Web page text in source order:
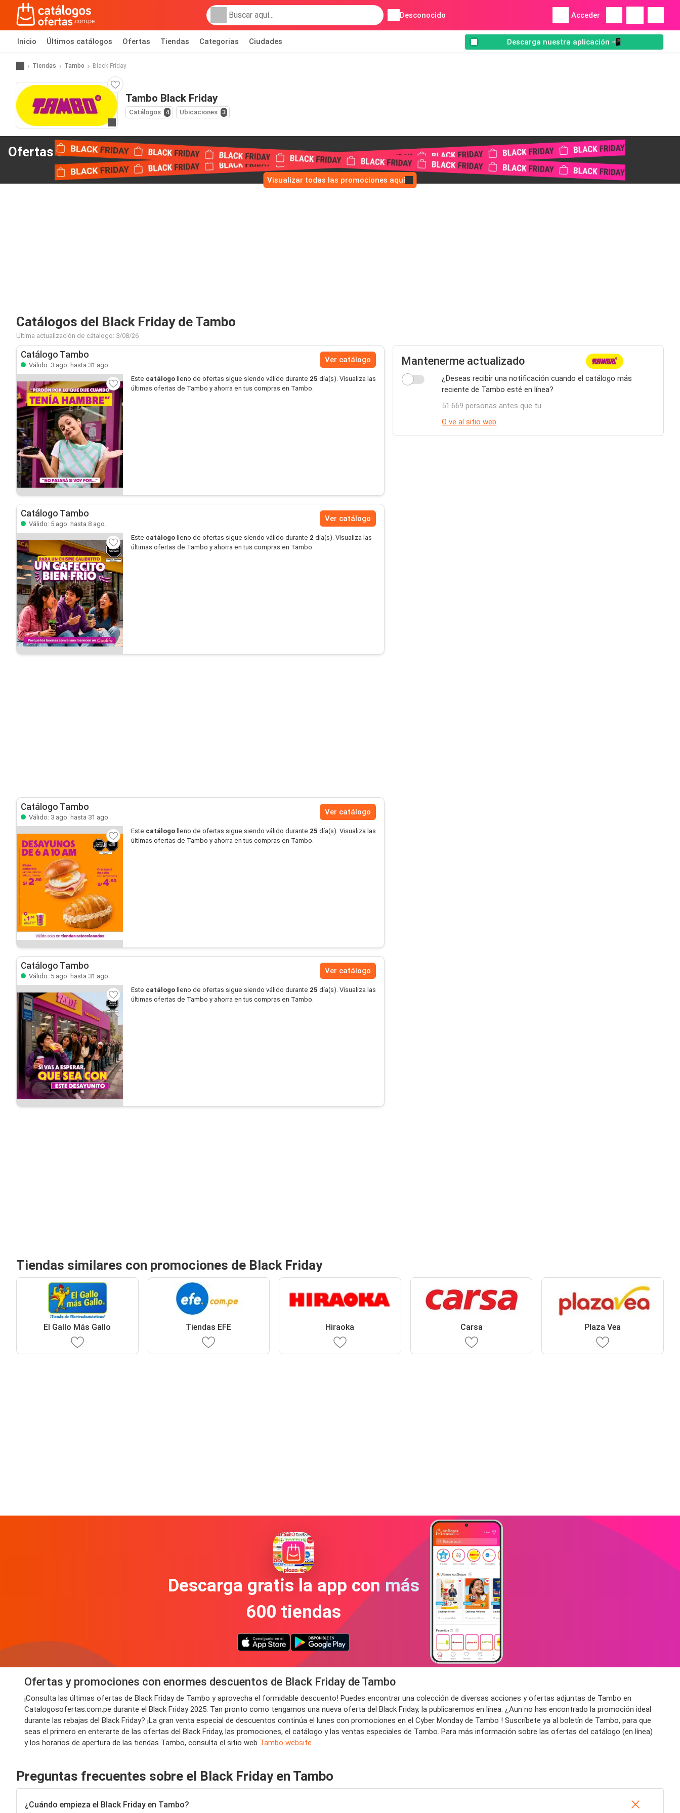
Desconocido Acceder
Inicio Últimos catálogos Ofertas Tiendas Categorias Ciudades Descarga nuestra aplicación 📲
Tiendas Tambo Black Friday
Tambo Black Friday
Catálogos 4 Ubicaciones 3
Ofertas del Black Fridayde Tambo
Visualizar todas las promociones aquí
Catálogos del Black Friday de Tambo
Ultima actualización de cátalogo: 3/08/26
Catálogo Tambo
Válido: 3 ago. hasta 31 ago.
Ver catálogo
Este catálogo lleno de ofertas sigue siendo válido durante 25 día(s). Visualiza las
últimas ofertas de Tambo y ahorra en tus compras en Tambo.
Catálogo Tambo
Válido: 5 ago. hasta 8 ago.
Ver catálogo
Este catálogo lleno de ofertas sigue siendo válido durante 2 día(s). Visualiza las
últimas ofertas de Tambo y ahorra en tus compras en Tambo.
Catálogo Tambo
Válido: 3 ago. hasta 31 ago.
Ver catálogo
Este catálogo lleno de ofertas sigue siendo válido durante 25 día(s). Visualiza las
últimas ofertas de Tambo y ahorra en tus compras en Tambo.
Catálogo Tambo
Válido: 5 ago. hasta 31 ago.
Ver catálogo
Este catálogo lleno de ofertas sigue siendo válido durante 25 día(s). Visualiza las
últimas ofertas de Tambo y ahorra en tus compras en Tambo.
Mantenerme actualizado
¿Deseas recibir una notificación cuando el catálogo más
reciente de Tambo esté en línea?
51.669 personas antes que tu
O ve al sitio web
Tiendas similares con promociones de Black Friday
El Gallo Más Gallo Tiendas EFE Hiraoka Carsa Plaza Vea
Descarga gratis la app con más
600 tiendas
Ofertas y promociones con enormes descuentos de Black Friday de Tambo
¡Consulta las últimas ofertas de Black Friday de Tambo y aprovecha el formidable descuento! Puedes encontrar una colección de diversas acciones y ofertas adjuntas de Tambo en
Catalogosofertas.com.pe durante el Black Friday 2025. Tan pronto como tengamos una nueva oferta del Black Friday, la publicaremos en línea. ¿Aun no has encontrado la promoción ideal
durante las rebajas del Black Friday? ¡La gran venta especial de descuentos continúa el lunes con promociones en el Cyber Monday de Tambo ! Suscríbete ya al boletín de Tambo, para que
seas el primero en enterarte de las ofertas del Black Friday, las promociones, el catálogo y las ventas especiales de Tambo. Para más información sobre las ofertas del catálogo (en línea)
y los horarios de apertura de las tiendas Tambo, consulta el sitio web Tambo website .
Preguntas frecuentes sobre el Black Friday en Tambo
¿Cuándo empieza el Black Friday en Tambo?